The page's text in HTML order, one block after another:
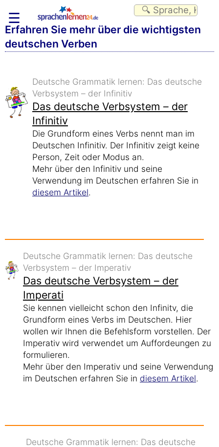
☰
Erfahren Sie mehr über die wichtigsten
deutschen Verben
Deutsche Grammatik lernen: Das deutsche
Verbsystem – der Infinitiv
Das deutsche Verbsystem – der
Infinitiv
Die Grundform eines Verbs nennt man im
Deutschen Infinitiv. Der Infinitiv zeigt keine
Person, Zeit oder Modus an.
Mehr über den Infinitiv und seine
Verwendung im Deutschen erfahren Sie in
diesem Artikel.
Deutsche Grammatik lernen: Das deutsche
Verbsystem – der Imperativ
Das deutsche Verbsystem – der
Imperati
Sie kennen vielleicht schon den Infinitv, die
Grundform eines Verbs im Deutschen. Hier
wollen wir Ihnen die Befehlsform vorstellen. Der
Imperativ wird verwendet um Auffordeungen zu
formulieren.
Mehr über den Imperativ und seine Verwendung
im Deutschen erfahren Sie in diesem Artikel.
Deutsche Grammatik lernen: Das deutsche